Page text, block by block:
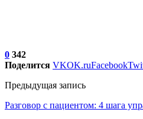
0 342
Поделится VKOK.ruFacebook
Предыдущая запись
Разговор с пациентом: 4 шага